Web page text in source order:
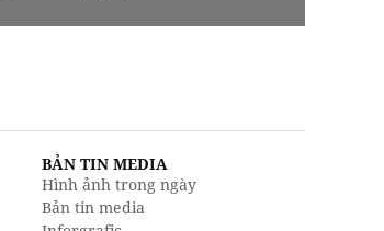
BẢN TIN MEDIA
Hình ảnh trong ngày
Bản tin media